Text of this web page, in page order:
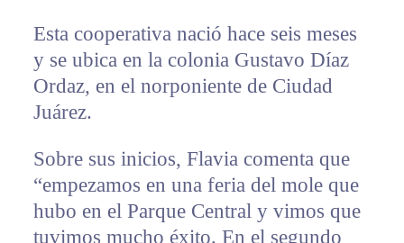
Esta cooperativa nació hace seis meses
y se ubica en la colonia Gustavo Díaz
Ordaz, en el norponiente de Ciudad
Juárez.
Sobre sus inicios, Flavia comenta que
“empezamos en una feria del mole que
hubo en el Parque Central y vimos que
tuvimos mucho éxito. En el segundo